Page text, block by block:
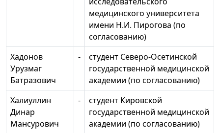
медицинского университета
имени Н.И. Пирогова (по
согласованию)
Хадонов
Урузмаг
Батразович
-
студент Северо-Осетинской
государственной медицинской
академии (по согласованию)
Халиуллин
Динар
Мансурович
-
студент Кировской
государственной медицинской
академии (по согласованию)